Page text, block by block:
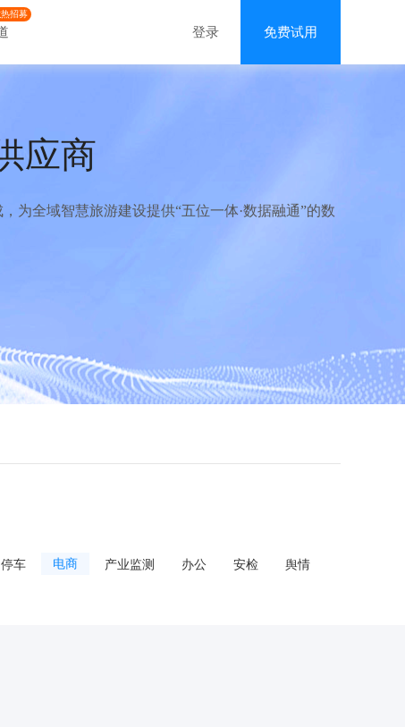
热招募
登录 免费试用
应商
为全域智慧旅游建设提供“五位一体·数据融通”的数
停车 电商 产业监测 办公 安检
舆情